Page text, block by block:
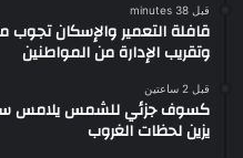
قبل 38 minutes
قافلة التعمير والإسكان تجوب
وتقريب الإدارة من المواطنين
قبل 2 ساعتين
كسوف جزئي للشمس يلامس
يزين لحظات الغروب